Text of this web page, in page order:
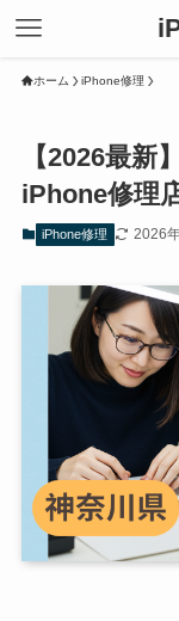
ホーム iPhone修理
【2026最新
iPhone修理
iPhone修理 2026